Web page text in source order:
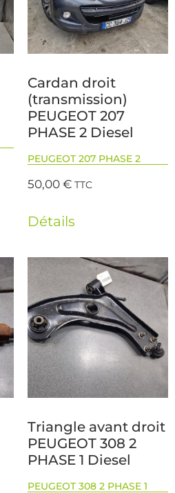
Cardan droit
(transmission)
PEUGEOT 207
PHASE 2 Diesel
PEUGEOT 207 PHASE 2
50,00€ TTC
Détails
Triangle avant droit
PEUGEOT 308 2
PHASE 1 Diesel
PEUGEOT 308 2 PHASE 1